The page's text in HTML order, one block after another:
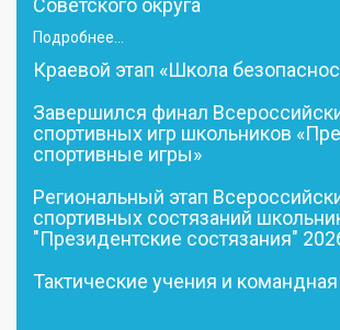
Советского округа
Подробнее...
Краевой этап «Школа
Завершился финал
спортивных игр школьников
спортивные игры»
Региональный этап
спортивных состязаний
"Президентские состязания"
Тактические учения и командная